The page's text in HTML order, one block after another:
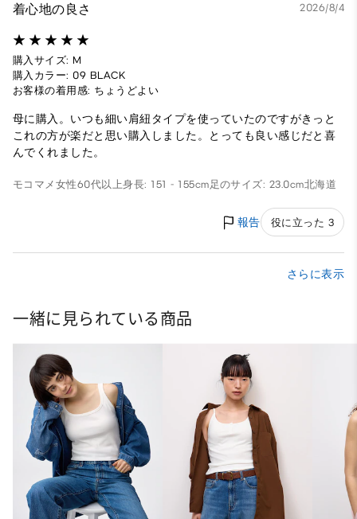
着心地の良さ 2026/8/4
購入サイズ: M
購入カラー: 09 BLACK
お客様の着用感: ちょうどよい
母に購入。いつも細い肩紐タイプを使っていたのですがきっと
これの方が楽だと思い購入しました。とっても良い感じだと喜
んでくれました。
モコマメ 女性60代以上身長: 151 - 155cm足のサイズ: 23.0cm北海道
報告 役に立った 3
さらに表示
一緒に見られている商品